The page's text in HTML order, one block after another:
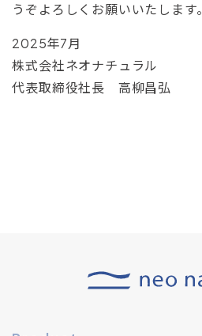
うぞよろしくお願いいたします。
2025年7月
株式会社ネオナチュラル
代表取締役社長 高柳昌弘